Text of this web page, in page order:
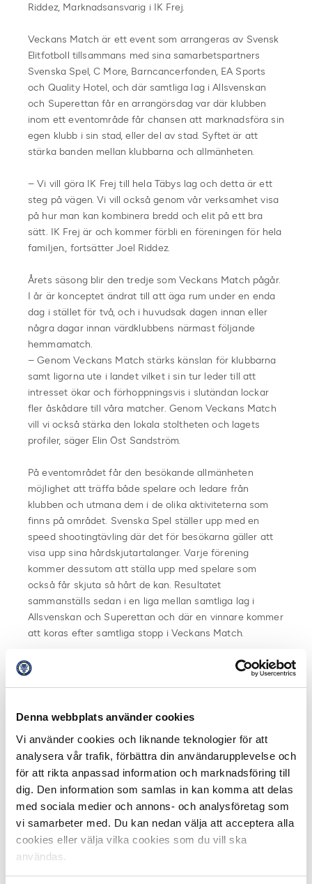
Denna webbplats använder cookies
Vi använder cookies och liknande teknologier för att
analysera vår trafik, förbättra din användarupplevelse och
för att rikta anpassad information och marknadsföring till
dig. Den information som samlas in kan komma att delas
med sociala medier och annons- och analysföretag som
vi samarbeter med. Du kan nedan välja att acceptera alla
cookies eller välja vilka cookies som du vill ska
användas.
Riddez, Marknadsansvarig i IK Frej.
Veckans Match är ett event som arrangeras av Svensk
Elitfotboll tillsammans med sina samarbetspartners
Svenska Spel, C More, Barncancerfonden, EA Sports
och Quality Hotel, och där samtliga lag i Allsvenskan
och Superettan får en arrangörsdag var där klubben
inom ett eventområde får chansen att marknadsföra sin
egen klubb i sin stad, eller del av stad. Syftet är att
stärka banden mellan klubbarna och allmänheten.
– Vi vill göra IK Frej till hela Täbys lag och detta är ett
steg på vägen. Vi vill också genom vår verksamhet visa
på hur man kan kombinera bredd och elit på ett bra
sätt. IK Frej är och kommer förbli en föreningen för hela
familjen., fortsätter Joel Riddez.
Årets säsong blir den tredje som Veckans Match pågår.
I år är konceptet ändrat till att äga rum under en enda
dag i stället för två, och i huvudsak dagen innan eller
några dagar innan värdklubbens närmast följande
hemmamatch.
– Genom Veckans Match stärks känslan för klubbarna
samt ligorna ute i landet vilket i sin tur leder till att
intresset ökar och förhoppningsvis i slutändan lockar
fler åskådare till våra matcher. Genom Veckans Match
vill vi också stärka den lokala stoltheten och lagets
profiler, säger Elin Öst Sandström.
På eventområdet får den besökande allmänheten
möjlighet att träffa både spelare och ledare från
klubben och utmana dem i de olika aktiviteterna som
finns på området. Svenska Spel ställer upp med en
speed shootingtävling där det för besökarna gäller att
visa upp sina hårdskjutartalanger. Varje förening
kommer dessutom att ställa upp med spelare som
också får skjuta så hårt de kan. Resultatet
sammanställs sedan i en liga mellan samtliga lag i
Allsvenskan och Superettan och där en vinnare kommer
att koras efter samtliga stopp i Veckans Match.
Hos EA Sports går det att utmana kompisarna eller
pryder omslaget för FIFA 16.
C More låter dig prova på att vara sportreporter under
en dag. Spela in din egen vinjett. Klippet redigeras
senare och du kommer kunna dela ditt proffsklipp på
Instagram.
På scenen kommer spelartruppen att presenteras och
inför publiken får spelarna svara på frågor om vem som
exempelvis egentligen är lagets primadonna eller vad
spelarna har för sig i spelarbussen på väg till match.